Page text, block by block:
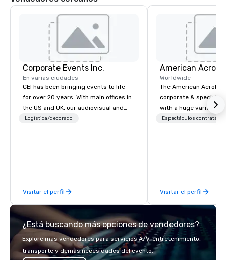
Corporate Events Inc.
En varias ciudades
CEI has been bringing events to life
for over 20 years. With main offices in
the US and UK, our audiovisual and
production company is equipped to
are perfectly planned and executed.
Our team collaborates with
stakeholders and vendors, working to
create meaningful opportunities for
attendee engagement and interaction
so your events leave an indelible
impression.
Logística/decorado
Visitar el perfil
Worldwide
The American
corporate & special
with a huge variety of
performances using
Espectáculos contratados
Visitar el perfil
¿Está buscando más opciones de vendedores?
Explore más vendedores para servicios A/V, entretenimiento,
transporte y demás necesidades del evento.